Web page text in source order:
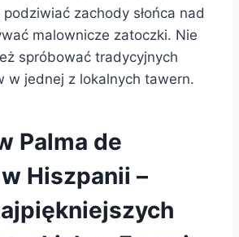
zachody słońca nad
malownicze zatoczki. Nie
spróbować tradycyjnych
w jednej z lokalnych tawern.
Palma de
Hiszpanii –